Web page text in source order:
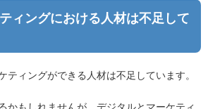
ィングにおける人材は不足して
ティングができる人材は不足しています。
かもしれませんが、デジタルとマーケティ